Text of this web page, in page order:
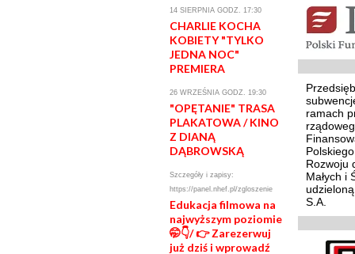
14 SIERPNIA GODZ. 17:30
CHARLIE KOCHA
KOBIETY "TYLKO
JEDNA NOC"
PREMIERA
26 WRZEŚNIA GODZ. 19:30
"OPĘTANIE" TRASA
PLAKATOWA / KINO
Z DIANĄ
DĄBROWSKĄ
Szczegóły i zapisy:
https://panel.nhef.pl/zgloszenie
Edukacja filmowa na
najwyższym poziomie
🤭👇/ 👉 Zarezerwuj
już dziś i wprowadź
ramach
Rozwoju
Małych i
S.A.